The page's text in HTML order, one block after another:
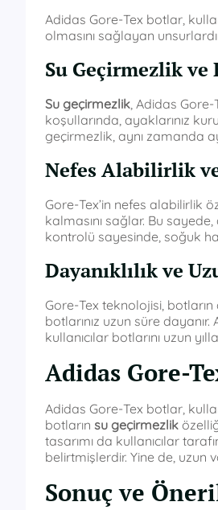
Adidas Gore-Tex botlar,
olmasını sağlayan
Su Geçirmezlik ve
Su geçirmezlik, Adidas Gore-
koşullarında, ayaklarınız
geçirmezlik, aynı zamanda
Nefes Alabilirlik
Gore-Tex’in nefes alabilirlik
kalmasını sağlar. Bu
kontrolü sayesinde, soğuk
Dayanıklılık ve
Gore-Tex teknolojisi, botların
botlarınız uzun süre
kullanıcılar botlarını uzun
Adidas Gore-
Adidas Gore-Tex botlar,
botların su geçirmezlik
tasarımı da kullanıcılar
belirtmişlerdir. Yine de, uzun
Sonuç ve